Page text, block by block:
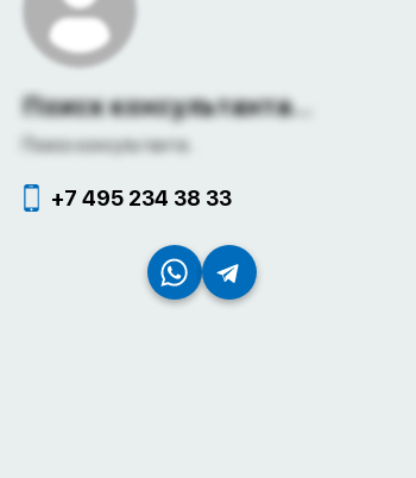
Поиск консультанта...
Поиск консультанта...
+7 495 234 38 33